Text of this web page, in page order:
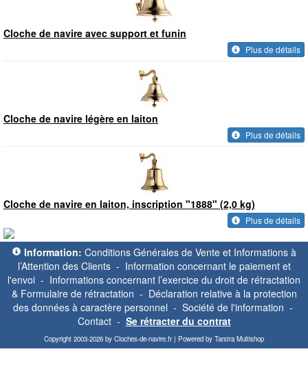
Cloche de navire avec support et funin
Plus de détails
Cloche de navire légère en laiton
Plus de détails
Cloche de navire en laiton, inscription "1888" (2,0 kg)
Plus de détails
Information: Conditions Générales de Vente et Informations à
l’Attention des Clients- Information concernant le paiement et
l'envoi - Informations concernant l’exercice du droit de rétractation
& Formulaire de rétractation - Déclaration relative à la protection
des données à caractère personnel - Société de l'information -
Contact- Se rétracter du contrat
Copyright 2003-2026 by Cloches-de-navire.fr | Powered by Tarstra Multishop